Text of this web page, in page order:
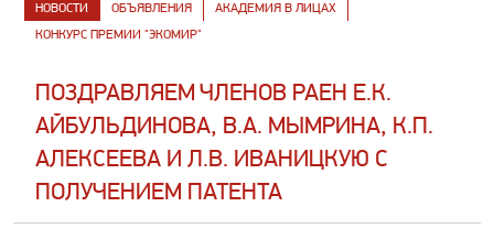
НОВОСТИ ОБЪЯВЛЕНИЯ
АКАДЕМИЯ В ЛИЦАХ
КОНКУРС ПРЕМИИ "ЭКОМИР"
ПОЗДРАВЛЯЕМ ЧЛЕНОВ РАЕН Е.К.
АЙБУЛЬДИНОВА, В.А. МЫМРИНА, К.П.
АЛЕКСЕЕВА И Л.В. ИВАНИЦКУЮ С
ПОЛУЧЕНИЕМ ПАТЕНТА